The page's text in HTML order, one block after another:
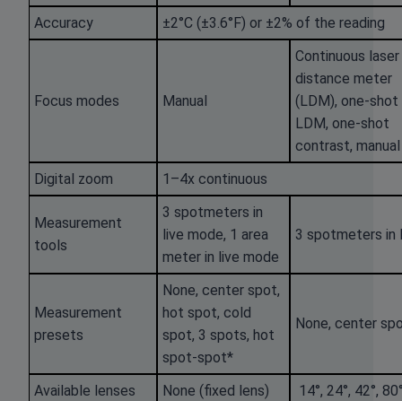
Accuracy ±2°C (±3.6°F) or ±2% of the reading
Focus modes Manual
Continuous laser
distance meter
(LDM), one-shot
LDM, one-shot
contrast, manual
Digital zoom
1–4x continuous
Measurement
tools
3 spotmeters in
live mode, 1 area
meter in live mode
3 spotmeters in
Measurement
presets
None, center spot,
hot spot, cold
spot, 3 spots, hot
spot-spot*
None, center
Available lenses None (fixed lens)
14°, 24°, 42°,